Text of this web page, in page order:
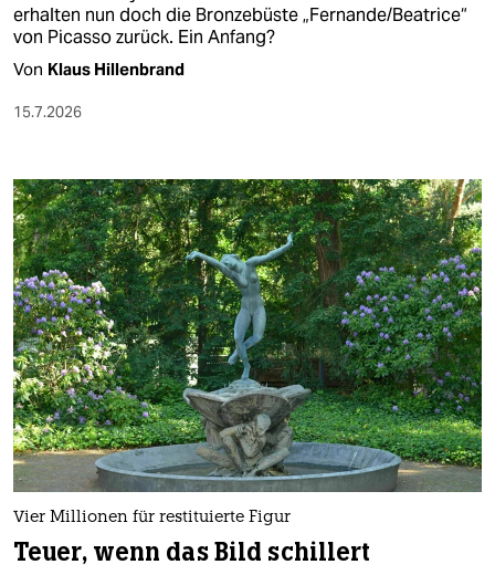
veranstaltungen
shop
fragen & hilfe
abo
genossenschaft
epaper login
erhalten nun doch die Bronzebüste „Fernande/Beatrice“
von Picasso zurück. Ein Anfang?
Von Klaus Hillenbrand
15.7.2026
Vier Millionen für restituierte Figur
Teuer, wenn das Bild schillert